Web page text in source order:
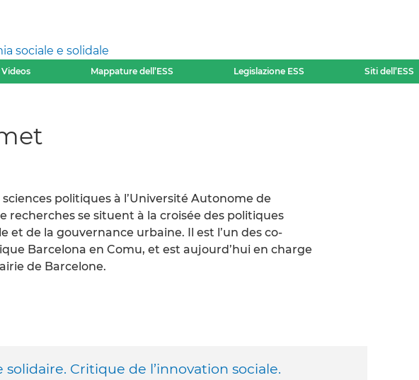
sociale e solidale
Videos Mappature dell’ESS Legislazione ESS Siti dell’ESS
politiques à l’Université Autonome de
recherches se situent à la croisée des politiques
et de la gouvernance urbaine. Il est l’un des co-
Barcelona en Comu, et est aujourd’hui en charge
de Barcelone.
solidaire. Critique de l’innovation sociale.